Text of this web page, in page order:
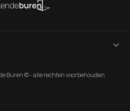
Buren © - alle rechten voorbehouden